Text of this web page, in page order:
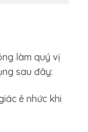
làm quý vị
sau đây:
ê nhức khi